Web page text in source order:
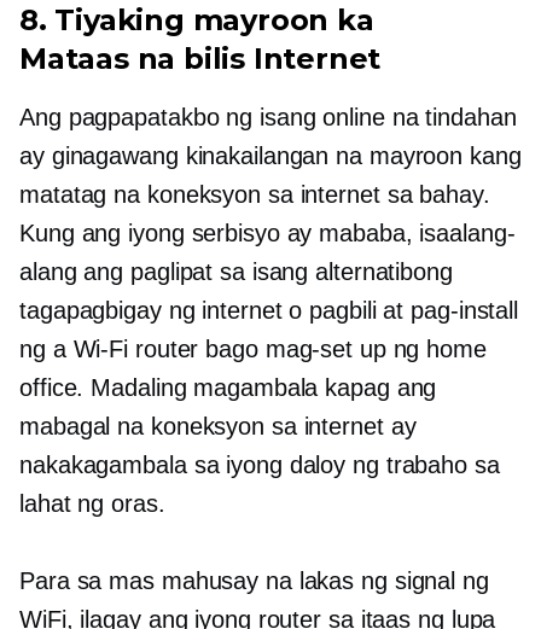
8. Tiyaking mayroon ka
Mataas na bilis Internet
Ang pagpapatakbo ng isang online na tindahan
ay ginagawang kinakailangan na mayroon kang
matatag na koneksyon sa internet sa bahay.
Kung ang iyong serbisyo ay mababa, isaalang-
alang ang paglipat sa isang alternatibong
tagapagbigay ng internet o pagbili at pag-install
ng a Wi-Fi router bago mag-set up ng home
office. Madaling magambala kapag ang
mabagal na koneksyon sa internet ay
nakakagambala sa iyong daloy ng trabaho sa
lahat ng oras.
Para sa mas mahusay na lakas ng signal ng
WiFi, ilagay ang iyong router sa itaas ng lupa